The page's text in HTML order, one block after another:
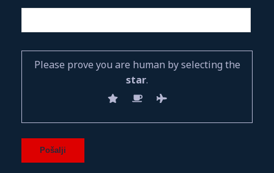
Please prove you are human by selecting the
star.